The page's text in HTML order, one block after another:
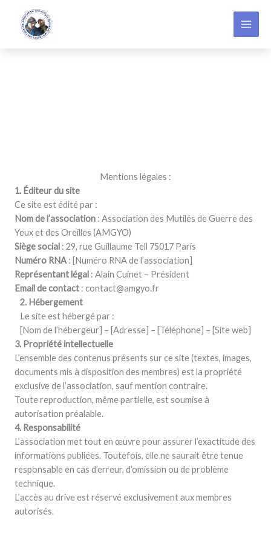
contenu
Mentions légales :
1. Éditeur du site
Ce site est édité par :
Nom de l’association : Association des Mutilés de Guerre des
Yeux et des Oreilles (AMGYO)
Siège social : 29, rue Guillaume Tell 75017 Paris
Numéro RNA : [Numéro RNA de l’association]
Représentant légal : Alain Cuinet – Président
Email de contact : contact@amgyo.fr
2. Hébergement
Le site est hébergé par :
[Nom de l’hébergeur] – [Adresse] – [Téléphone] – [Site web]
3. Propriété intellectuelle
L’ensemble des contenus présents sur ce site (textes, images,
documents mis à disposition des membres) est la propriété
exclusive de l’association, sauf mention contraire.
Toute reproduction, même partielle, est soumise à
autorisation préalable.
4. Responsabilité
L’association met tout en œuvre pour assurer l’exactitude des
informations publiées. Toutefois, elle ne saurait être tenue
responsable en cas d’erreur, d’omission ou de problème
technique.
L’accès au drive est réservé exclusivement aux membres
autorisés.